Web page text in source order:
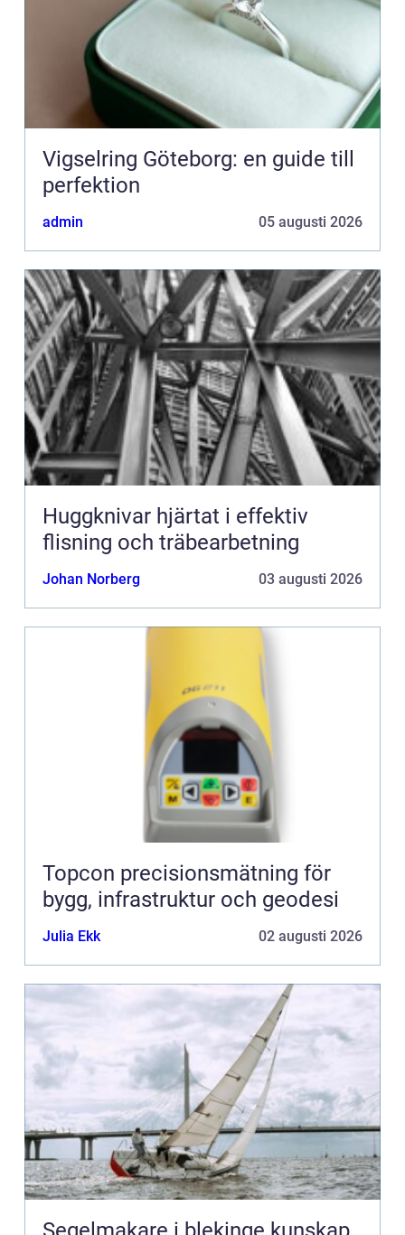
Vigselring Göteborg: en guide till
perfektion
admin 05 augusti 2026
Huggknivar hjärtat i effektiv
flisning och träbearbetning
Johan Norberg 03 augusti 2026
Topcon precisionsmätning för
bygg, infrastruktur och geodesi
Julia Ekk 02 augusti 2026